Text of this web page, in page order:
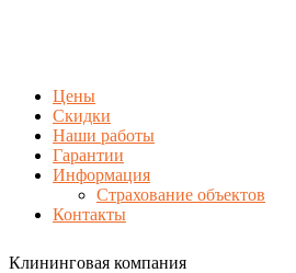
Цены
Скидки
Наши работы
Гарантии
Информация
Страхование объектов
Контакты
Клининговая компания